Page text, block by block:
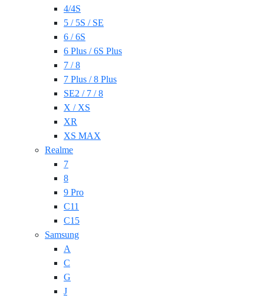
4/4S
5 / 5S / SE
6 / 6S
6 Plus / 6S Plus
7 / 8
7 Plus / 8 Plus
SE2 / 7 / 8
X / XS
XR
XS MAX
Realme
7
8
9 Pro
C11
C15
Samsung
A
C
G
J